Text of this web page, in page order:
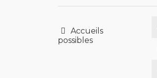
Accueils
possibles